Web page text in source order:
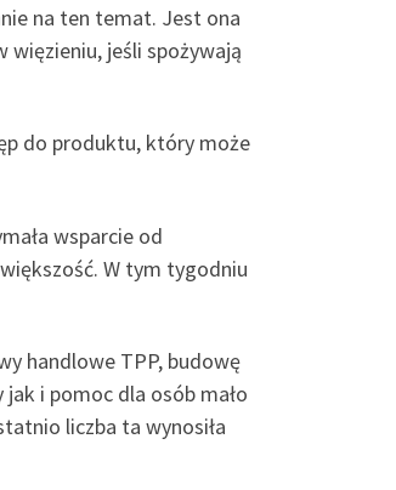
na ten temat. Jest ona
więzieniu, jeśli spożywają
do produktu, który może
wsparcie od
W tym tygodniu
handlowe TPP, budowę
i pomoc dla osób mało
liczba ta wynosiła